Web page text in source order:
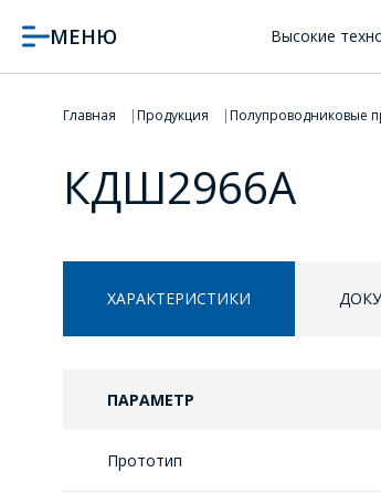
МЕНЮ Высокие
Главная Продукция Полупроводниковые
КДШ2966А
ХАРАКТЕРИСТИКИ
ПАРАМЕТР
Прототип